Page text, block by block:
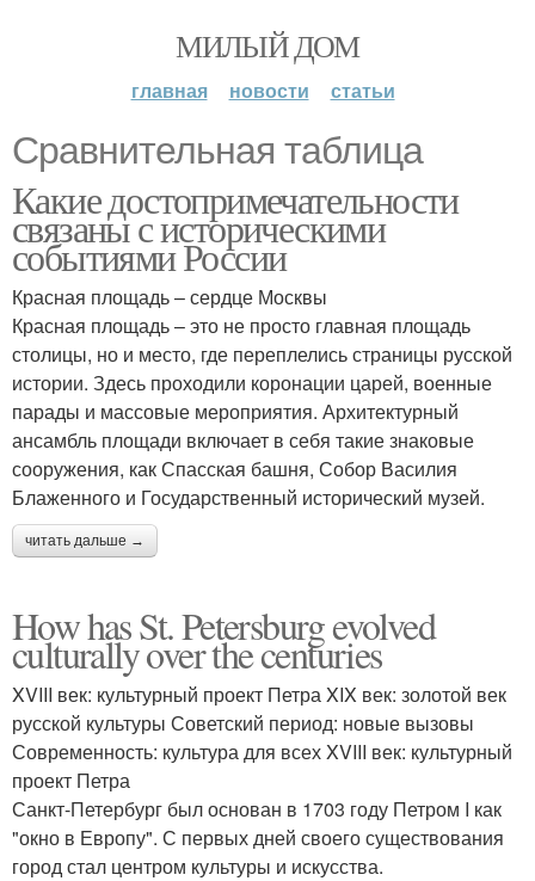
МИЛЫЙ ДОМ
главная новости статьи
Сравнительная таблица
Какие достопримечательности
связаны с историческими
событиями России
Красная площадь – сердце Москвы
Красная площадь – это не просто главная площадь
столицы, но и место, где переплелись страницы русской
истории. Здесь проходили коронации царей, военные
парады и массовые мероприятия. Архитектурный
ансамбль площади включает в себя такие знаковые
сооружения, как Спасская башня, Собор Василия
Блаженного и Государственный исторический музей.
читать дальше →
How has St. Petersburg evolved
culturally over the centuries
XVIII век: культурный проект Петра XIX век: золотой век
русской культуры Советский период: новые вызовы
Современность: культура для всех XVIII век: культурный
проект Петра
Санкт-Петербург был основан в 1703 году Петром I как
"окно в Европу". С первых дней своего существования
город стал центром культуры и искусства.